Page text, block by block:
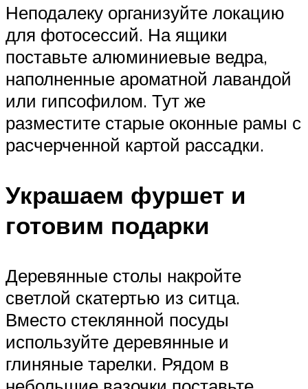
Неподалеку организуйте локацию
для фотосессий. На ящики
поставьте алюминиевые ведра,
наполненные ароматной лавандой
или гипсофилом. Тут же
разместите старые оконные рамы с
расчерченной картой рассадки.
Украшаем фуршет и
готовим подарки
Деревянные столы накройте
светлой скатертью из ситца.
Вместо стеклянной посуды
используйте деревянные и
глиняные тарелки. Рядом в